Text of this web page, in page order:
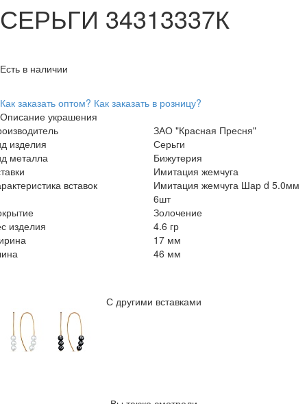
СЕРЬГИ 34313337К
Есть в наличии
Как заказать оптом? Как заказать в розницу?
Описание украшения
ЗАО "Красная Пресня"
изделия
Серьги
металла
Бижутерия
Имитация жемчуга
вставок
Имитация жемчуга Шар d 5.0мм
6шт
Золочение
изделия
4.6 гр
17 мм
46 мм
С другими вставками